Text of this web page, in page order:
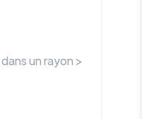
dans un rayon >